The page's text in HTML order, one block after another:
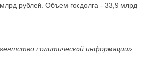
рублей. Объем госдолга - 33,9 млрд
политической информации».